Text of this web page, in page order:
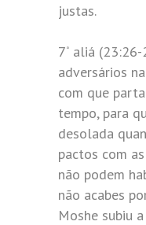
justas.
7ª aliá (23:26-
adversários
com que
tempo, para
desolada
pactos com
não podem
não acabes
Moshe subiu